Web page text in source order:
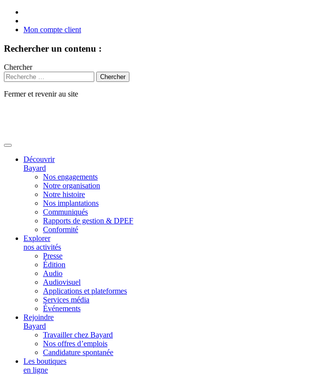
Mon compte client
Rechercher un contenu :
Chercher
Fermer et revenir au site
Découvrir
Bayard
Nos engagements
Notre organisation
Notre histoire
Nos implantations
Communiqués
Rapports de gestion & DPEF
Conformité
Explorer
nos activités
Presse
Édition
Audio
Audiovisuel
Applications et plateformes
Services média
Événements
Rejoindre
Bayard
Travailler chez Bayard
Nos offres d’emplois
Candidature spontanée
Les boutiques
en ligne